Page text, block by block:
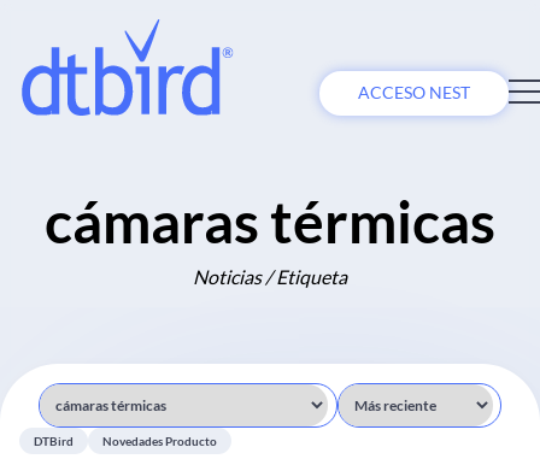
ACCESO NEST
cámaras térmicas
Noticias / Etiqueta
DTBird Novedades Producto